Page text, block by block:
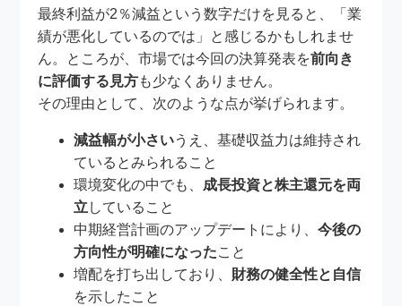
最終利益が2％減益という数字だけを見ると、「業
績が悪化しているのでは」と感じるかもしれませ
ん。ところが、市場では今回の決算発表を前向き
に評価する見方も少なくありません。
その理由として、次のような点が挙げられます。
減益幅が小さいうえ、基礎収益力は維持され
ているとみられること
環境変化の中でも、 成長投資と株主還元を両
立 していること
中期経営計画のアップデートにより、今後の
方向性が明確になったこと
増配を打ち出しており、 財務の健全性と自信
を示したこと